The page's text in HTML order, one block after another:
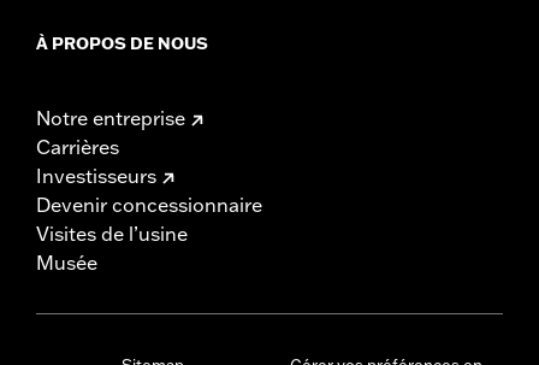
À PROPOS DE NOUS
Notre entreprise
Carrières
Investisseurs
Devenir concessionnaire
Visites de l’usine
Musée